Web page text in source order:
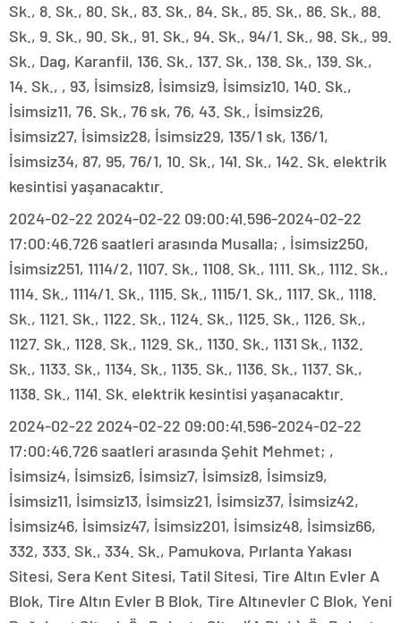
Sk., 8. Sk., 80. Sk., 83. Sk., 84. Sk., 85. Sk., 86. Sk., 88.
Sk., 9. Sk., 90. Sk., 91. Sk., 94. Sk., 94/1. Sk., 98. Sk., 99.
Sk., Dag, Karanfil, 136. Sk., 137. Sk., 138. Sk., 139. Sk.,
14. Sk., , 93, İsimsiz8, İsimsiz9, İsimsiz10, 140. Sk.,
İsimsiz11, 76. Sk., 76 sk, 76, 43. Sk., İsimsiz26,
İsimsiz27, İsimsiz28, İsimsiz29, 135/1 sk, 136/1,
İsimsiz34, 87, 95, 76/1, 10. Sk., 141. Sk., 142. Sk. elektrik
kesintisi yaşanacaktır.
2024-02-22 2024-02-22 09:00:41.596-2024-02-22
17:00:46.726 saatleri arasında Musalla; , İsimsiz250,
İsimsiz251, 1114/2, 1107. Sk., 1108. Sk., 1111. Sk., 1112. Sk.,
1114. Sk., 1114/1. Sk., 1115. Sk., 1115/1. Sk., 1117. Sk., 1118.
Sk., 1121. Sk., 1122. Sk., 1124. Sk., 1125. Sk., 1126. Sk.,
1127. Sk., 1128. Sk., 1129. Sk., 1130. Sk., 1131 Sk., 1132.
Sk., 1133. Sk., 1134. Sk., 1135. Sk., 1136. Sk., 1137. Sk.,
1138. Sk., 1141. Sk. elektrik kesintisi yaşanacaktır.
2024-02-22 2024-02-22 09:00:41.596-2024-02-22
17:00:46.726 saatleri arasında Şehit Mehmet; ,
İsimsiz4, İsimsiz6, İsimsiz7, İsimsiz8, İsimsiz9,
İsimsiz11, İsimsiz13, İsimsiz21, İsimsiz37, İsimsiz42,
İsimsiz46, İsimsiz47, İsimsiz201, İsimsiz48, İsimsiz66,
332, 333. Sk., 334. Sk., Pamukova, Pırlanta Yakası
Sitesi, Sera Kent Sitesi, Tatil Sitesi, Tire Altın Evler A
Blok, Tire Altın Evler B Blok, Tire Altınevler C Blok, Yeni